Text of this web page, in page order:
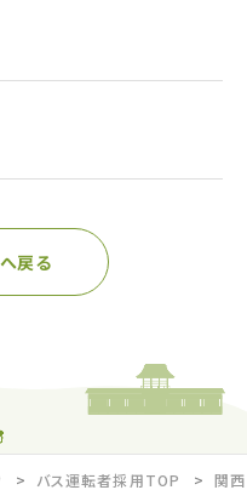
戻る
バス運転者採用TOP 関西